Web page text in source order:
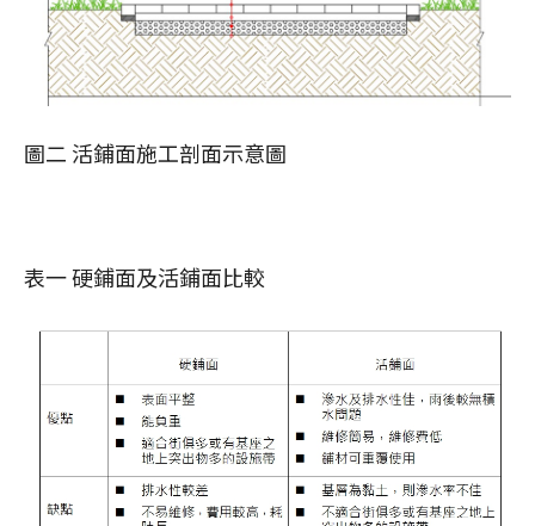
圖二 活鋪面施工剖面示意圖
表一 硬鋪面及活鋪面比較